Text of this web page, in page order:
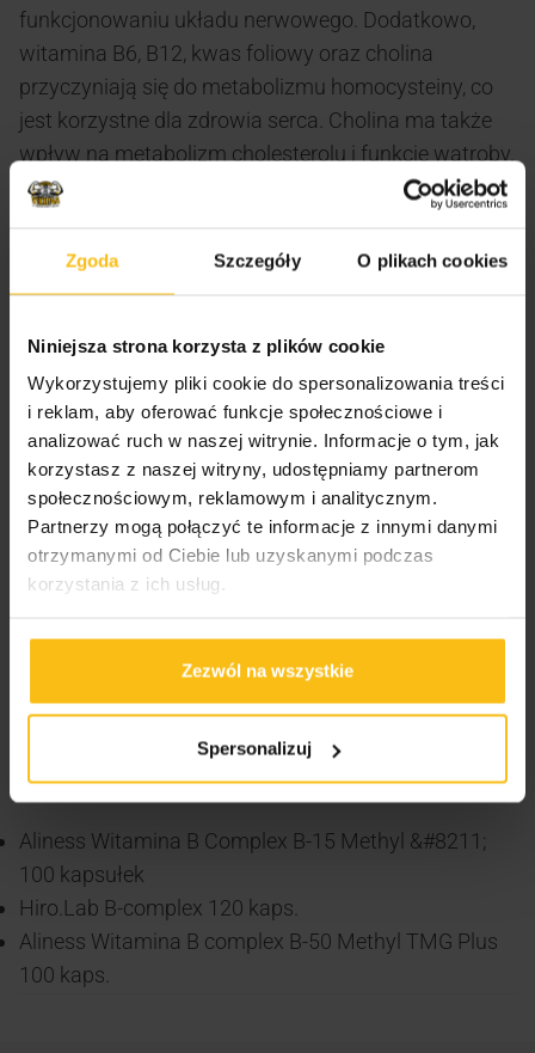
Zgoda Szczegóły O plikach cookies
Niniejsza strona korzysta z plików cookie
Wykorzystujemy pliki cookie do spersonalizowania treści
i reklam, aby oferować funkcje społecznościowe i
analizować ruch w naszej witrynie. Informacje o tym, jak
korzystasz z naszej witryny, udostępniamy partnerom
społecznościowym, reklamowym i analitycznym.
Partnerzy mogą połączyć te informacje z innymi danymi
otrzymanymi od Ciebie lub uzyskanymi podczas
korzystania z ich usług.
Zezwól na wszystkie
Spersonalizuj
funkcjonowaniu układu nerwowego. Dodatkowo,
witamina B6, B12, kwas foliowy oraz cholina
przyczyniają się do metabolizmu homocysteiny, co
jest korzystne dla zdrowia serca. Cholina ma także
wpływ na metabolizm cholesterolu i funkcje wątroby.
Dlatego Aliness Witamina B Complex B-50 jest
swoje zdrowie i witalność na wielu poziomach.
dziennie w trakcie posiłku. Należy przestrzegać
zalecanej dawki, aby zachować zdrowe
funkcjonowanie organizmu. Produkt nie może być
stosowany jako substytut zróżnicowanej diety,
dlatego zaleca się zachowanie zrównoważonej diety
i zdrowego trybu życia. Przechowywać w
temperaturze pokojowej, chronić przed wilgocią i
przechowywać w miejscu niedostępnym dla małych
dzieci. Aliness Witamina B Complex B-50 to
wszechstronny suplement diety, który wspiera
VIKINGU! Zobacz także:
Aliness Witamina B Complex B-15 Methyl &#8211;
100 kapsułek
Hiro.Lab B-complex 120 kaps.
Aliness Witamina B complex B-50 Methyl TMG Plus
100 kaps.